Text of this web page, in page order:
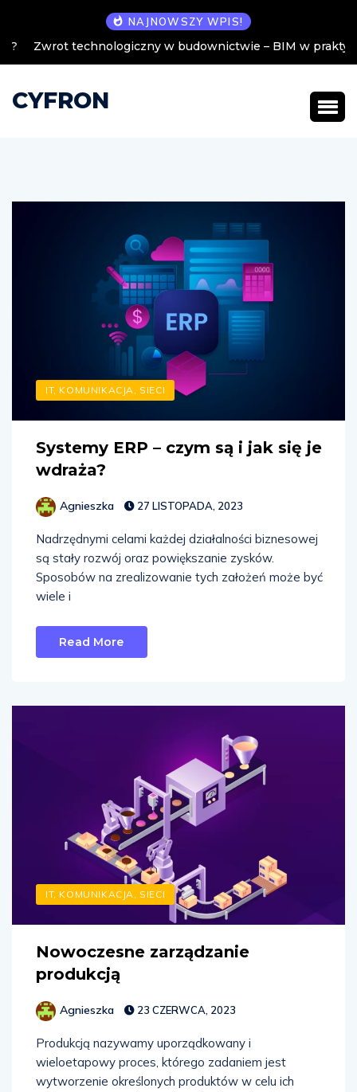
NAJNOWSZY WPIS!
Zwrot technologiczny w budownictwie – BIM w praktyce
CYFRON
IT, KOMUNIKACJA, SIECI
Systemy ERP – czym są i jak się je
wdraża?
Agnieszka 27 LISTOPADA, 2023
Nadrzędnymi celami każdej działalności biznesowej
są stały rozwój oraz powiększanie zysków.
Sposobów na zrealizowanie tych założeń może być
wiele i
Read More
IT, KOMUNIKACJA, SIECI
Nowoczesne zarządzanie
produkcją
Agnieszka 23 CZERWCA, 2023
Produkcją nazywamy uporządkowany i
wieloetapowy proces, którego zadaniem jest
wytworzenie określonych produktów w celu ich